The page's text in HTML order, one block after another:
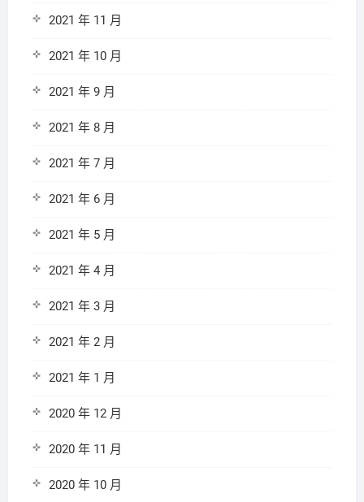
2021 年 11 月
2021 年 10 月
2021 年 9 月
2021 年 8 月
2021 年 7 月
2021 年 6 月
2021 年 5 月
2021 年 4 月
2021 年 3 月
2021 年 2 月
2021 年 1 月
2020 年 12 月
2020 年 11 月
2020 年 10 月